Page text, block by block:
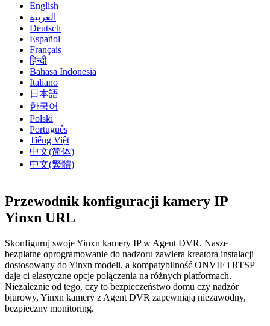
English
العربية
Deutsch
Español
Français
हिन्दी
Bahasa Indonesia
Italiano
日本語
한국어
Polski
Português
Tiếng Việt
中文(简体)
中文(繁體)
Przewodnik konfiguracji kamery IP
Yinxn URL
Skonfiguruj swoje Yinxn kamery IP w Agent DVR. Nasze
bezpłatne oprogramowanie do nadzoru zawiera kreatora instalacji
dostosowany do Yinxn modeli, a kompatybilność ONVIF i RTSP
daje ci elastyczne opcje połączenia na różnych platformach.
Niezależnie od tego, czy to bezpieczeństwo domu czy nadzór
biurowy, Yinxn kamery z Agent DVR zapewniają niezawodny,
bezpieczny monitoring.